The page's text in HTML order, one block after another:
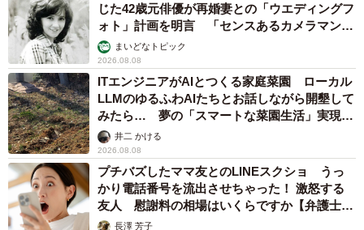
じた42歳元俳優が再婚妻との「ウエディングフ
ォト」計画を明言 「センスあるカメラマン求
む」まいどなトピック
2026.08.08
ITエンジニアがAIとつくる家庭菜園 ローカル
LLMのゆるふわAIたちとお話しながら開墾して
みたら… 夢の「スマートな菜園生活」実現な
るか井二 かける
2026.08.08
プチバズしたママ友とのLINEスクショ うっ
かり電話番号を流出させちゃった！ 激怒する
友人 慰謝料の相場はいくらですか【弁護士が
解説】長澤 芳子